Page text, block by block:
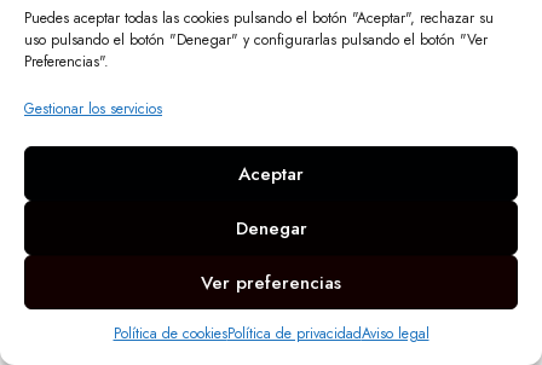
Puedes aceptar todas las cookies pulsando el botón "Aceptar", rechazar su
uso pulsando el botón "Denegar" y configurarlas pulsando el botón "Ver
Preferencias".
Gestionar los servicios
Aceptar
Denegar
Ver preferencias
Política de cookiesPolítica de privacidadAviso legal